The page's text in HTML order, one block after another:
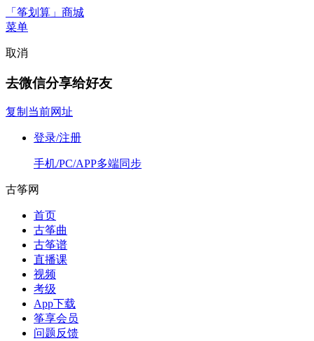
「筝划算」商城
菜单
取消
去微信分享给好友
复制当前网址
登录/注册
手机/PC/APP多端同步
古筝网
首页
古筝曲
古筝谱
直播课
视频
考级
App下载
筝享会员
问题反馈